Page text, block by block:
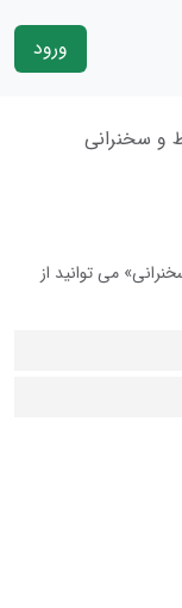
ورود
و سخنرانی
می توانید از